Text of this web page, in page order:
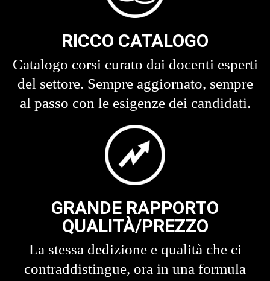
RICCO CATALOGO
Catalogo corsi curato dai docenti esperti
del settore. Sempre aggiornato, sempre
al passo con le esigenze dei candidati.
GRANDE RAPPORTO
QUALITÀ/PREZZO
La stessa dedizione e qualità che ci
contraddistingue, ora in una formula